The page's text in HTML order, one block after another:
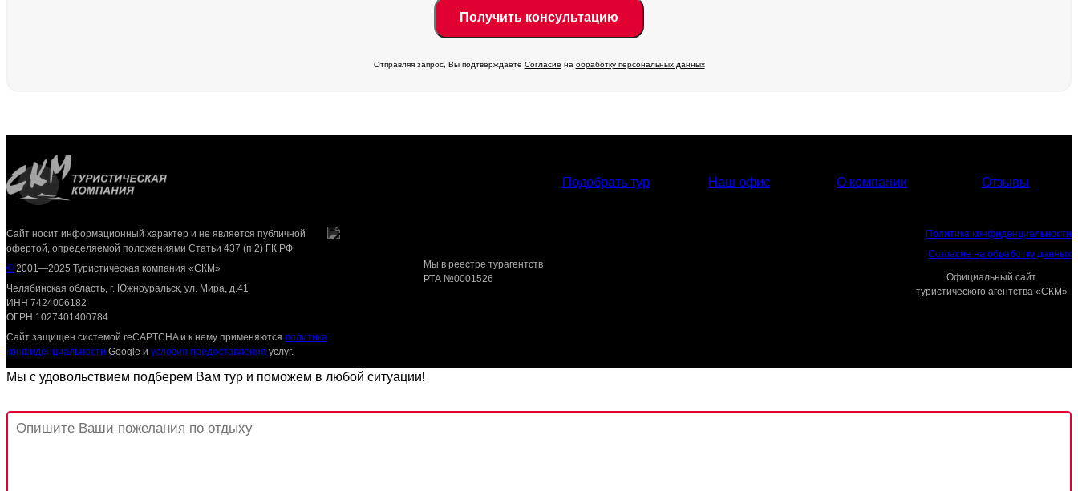
Отправляя запрос, Вы подтверждаете Согласие на обработку персональных данных
Подобрать тур Наш офис О компании Отзывы
Сайт носит информационный характер и не является публичной
офертой, определяемой положениями Статьи 437 (п.2) ГК РФ
© 2001—2025 Туристическая компания «СКМ»
Челябинская область, г. Южноуральск, ул. Мира, д.41
ИНН 7424006182
ОГРН 1027401400784
Сайт защищен системой reCAPTCHA и к нему применяются политика
конфиденциальности Google и условия предоставления услуг.
Мы в реестре турагентств
РТА №0001526
Политика конфиденциальности
Согласие на обработку данных
Официальный сайт
туристического агентства «СКМ»
Мы с удовольствием подберем Вам тур и поможем в любой ситуации!